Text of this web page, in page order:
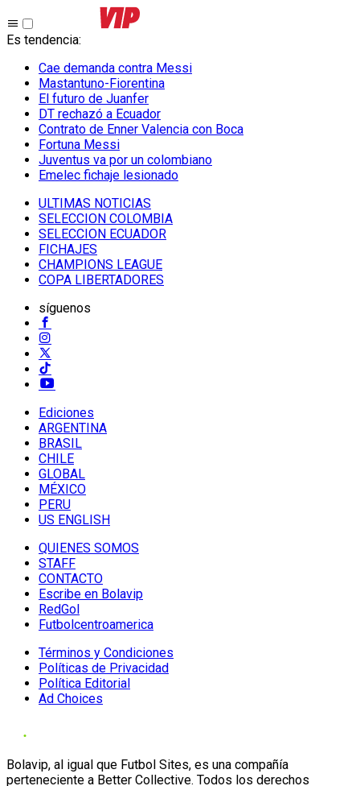
Es tendencia:
Cae demanda contra Messi
Mastantuno-Fiorentina
El futuro de Juanfer
DT rechazó a Ecuador
Contrato de Enner Valencia con Boca
Fortuna Messi
Juventus va por un colombiano
Emelec fichaje lesionado
ULTIMAS NOTICIAS
SELECCION COLOMBIA
SELECCION ECUADOR
FICHAJES
CHAMPIONS LEAGUE
COPA LIBERTADORES
síguenos
Ediciones
ARGENTINA
BRASIL
CHILE
GLOBAL
MÉXICO
PERU
US ENGLISH
QUIENES SOMOS
STAFF
CONTACTO
Escribe en Bolavip
RedGol
Futbolcentroamerica
Términos y Condiciones
Políticas de Privacidad
Política Editorial
Ad Choices
Bolavip, al igual que Futbol Sites, es una compañía
perteneciente a Better Collective. Todos los derechos